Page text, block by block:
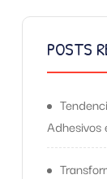
POSTS